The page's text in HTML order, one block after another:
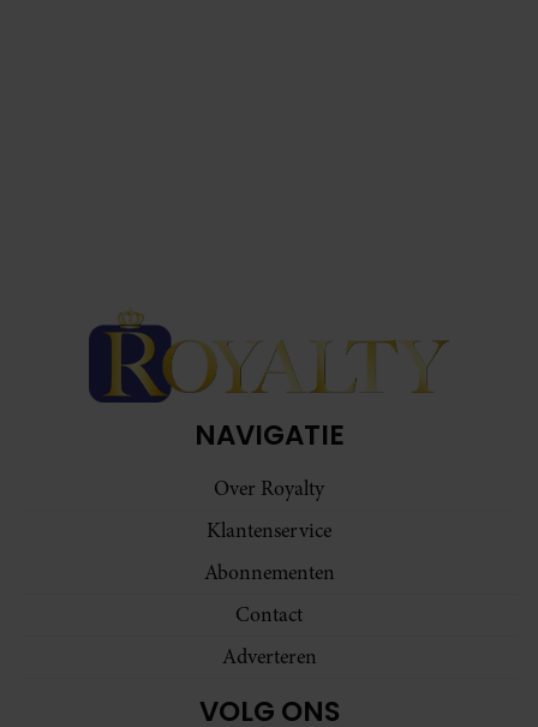
NAVIGATIE
Over Royalty
Klantenservice
Abonnementen
Contact
Adverteren
VOLG ONS